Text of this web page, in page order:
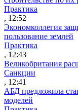
Практика
, 12:52
Экономколлегия
пользование землей
Практика
, 12:43
Великобритания
Санкции
, 12:41
АБД предложила
моделей